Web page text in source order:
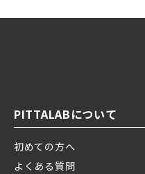
PITTALABについて
初めての方へ
よくある質問